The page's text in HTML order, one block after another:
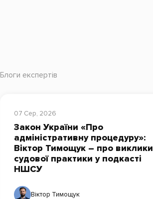
Блоги експертів
07 Сер, 2026
Закон України «Про
адміністративну процедуру»:
Віктор Тимощук – про виклики
судової практики у подкасті
НШСУ
Віктор Тимощук